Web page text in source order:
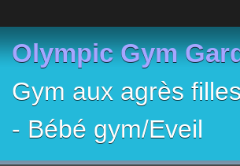
Olympic Gym
Gym aux agrès
- Bébé gym/Eveil
cookies